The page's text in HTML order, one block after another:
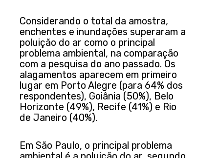
Considerando o total da amostra,
enchentes e inundações superaram a
poluição do ar como o principal
problema ambiental, na comparação
com a pesquisa do ano passado. Os
alagamentos aparecem em primeiro
lugar em Porto Alegre (para 64% dos
respondentes), Goiânia (50%), Belo
Horizonte (49%), Recife (41%) e Rio
de Janeiro (40%).
Em São Paulo, o principal problema